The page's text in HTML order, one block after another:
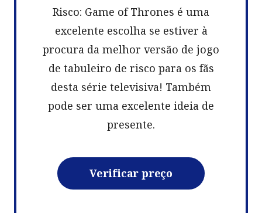
Risco: Game of Thrones é uma
excelente escolha se estiver à
procura da melhor versão de jogo
de tabuleiro de risco para os fãs
desta série televisiva! Também
pode ser uma excelente ideia de
presente.
Verificar preço